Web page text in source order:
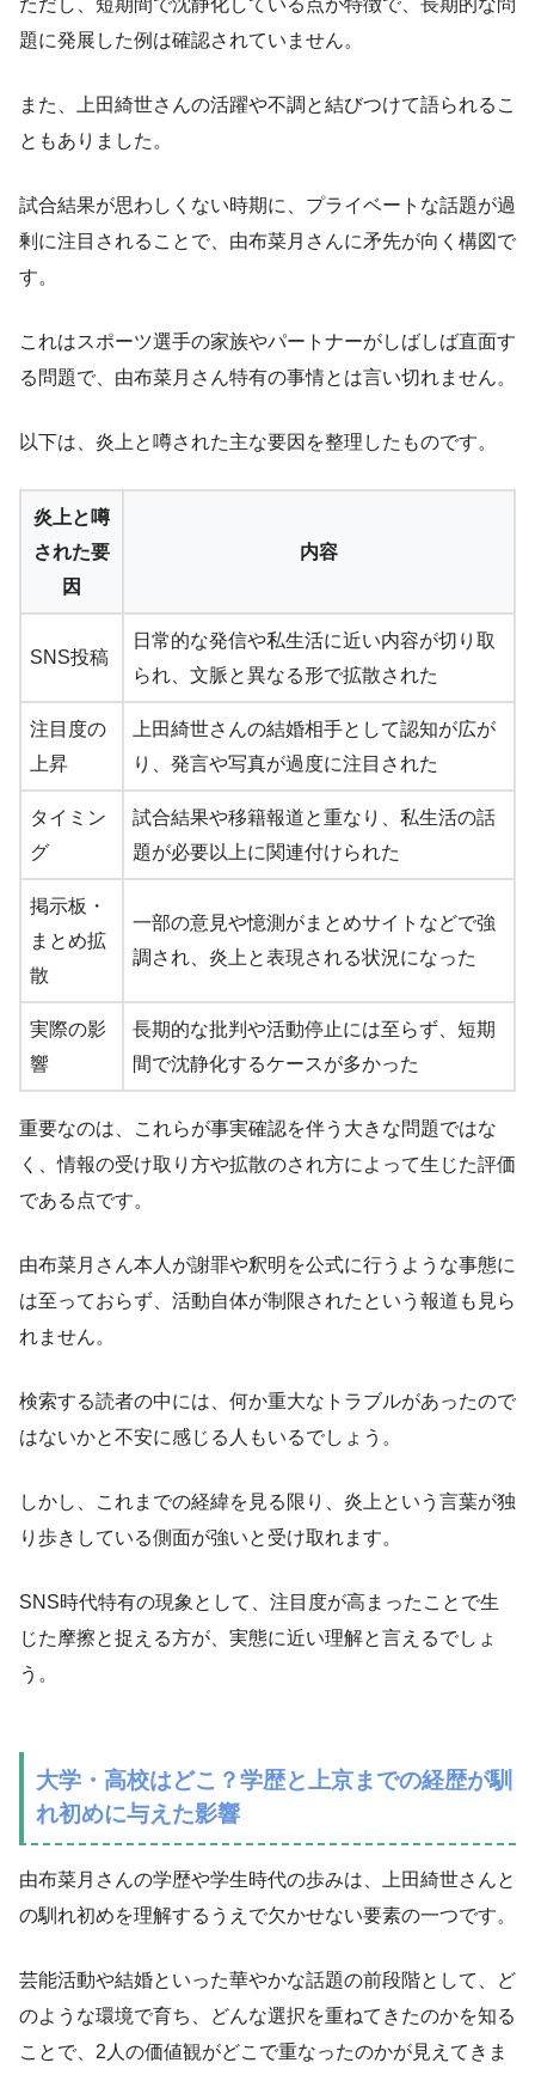
ただし、短期間で沈静化している点が特徴で、長期的な問
題に発展した例は確認されていません。
また、上田綺世さんの活躍や不調と結びつけて語られるこ
ともありました。
試合結果が思わしくない時期に、プライベートな話題が過
剰に注目されることで、由布菜月さんに矛先が向く構図で
す。
これはスポーツ選手の家族やパートナーがしばしば直面す
る問題で、由布菜月さん特有の事情とは言い切れません。
以下は、炎上と噂された主な要因を整理したものです。
炎上と噂
された要
因
内容
SNS投稿
日常的な発信や私生活に近い内容が切り取
られ、文脈と異なる形で拡散された
注目度の
上昇
上田綺世さんの結婚相手として認知が広が
り、発言や写真が過度に注目された
タイミン
グ
試合結果や移籍報道と重なり、私生活の話
題が必要以上に関連付けられた
掲示板・
まとめ拡
散
一部の意見や憶測がまとめサイトなどで強
調され、炎上と表現される状況になった
実際の影
響
長期的な批判や活動停止には至らず、短期
間で沈静化するケースが多かった
重要なのは、これらが事実確認を伴う大きな問題ではな
く、情報の受け取り方や拡散のされ方によって生じた評価
である点です。
由布菜月さん本人が謝罪や釈明を公式に行うような事態に
は至っておらず、活動自体が制限されたという報道も見ら
れません。
検索する読者の中には、何か重大なトラブルがあったので
はないかと不安に感じる人もいるでしょう。
しかし、これまでの経緯を見る限り、炎上という言葉が独
り歩きしている側面が強いと受け取れます。
SNS時代特有の現象として、注目度が高まったことで生
じた摩擦と捉える方が、実態に近い理解と言えるでしょ
う。
大学・高校はどこ？学歴と上京までの経歴が馴
れ初めに与えた影響
由布菜月さんの学歴や学生時代の歩みは、上田綺世さんと
の馴れ初めを理解するうえで欠かせない要素の一つです。
芸能活動や結婚といった華やかな話題の前段階として、ど
のような環境で育ち、どんな選択を重ねてきたのかを知る
ことで、2人の価値観がどこで重なったのかが見えてきま